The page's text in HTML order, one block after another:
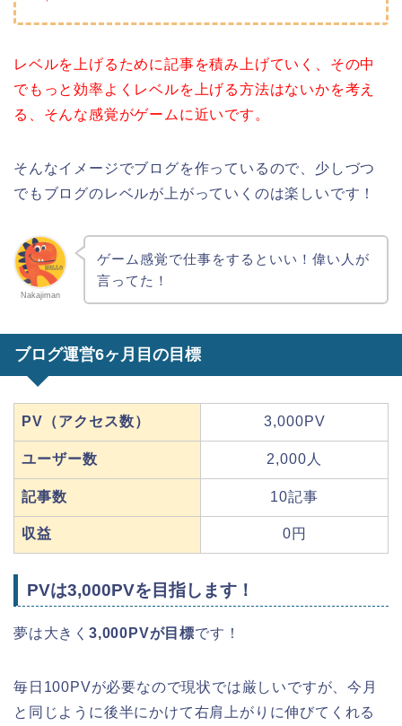
レベルを上げるために記事を積み上げていく、その中
でもっと効率よくレベルを上げる方法はないかを考え
る、そんな感覚がゲームに近いです。
そんなイメージでブログを作っているので、少しづつ
でもブログのレベルが上がっていくのは楽しいです！
Nakajiman
ゲーム感覚で仕事をするといい！偉い人が
言ってた！
ブログ運営6ヶ月目の目標
PV（アクセス数） 3,000PV
ユーザー数 2,000人
記事数 10記事
収益 0円
PVは3,000PVを目指します！
夢は大きく 3,000PVが目標です！
毎日100PVが必要なので現状では厳しいですが、今月
と同じように後半にかけて右肩上がりに伸びてくれる